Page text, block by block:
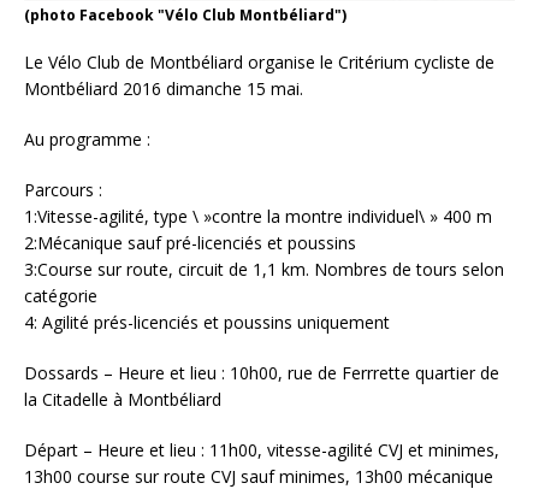
(photo Facebook "Vélo Club Montbéliard")
Le Vélo Club de Montbéliard organise le Critérium cycliste de
Montbéliard 2016 dimanche 15 mai.
Au programme :
Parcours :
1:Vitesse-agilité, type \ »contre la montre individuel\ » 400 m
2:Mécanique sauf pré-licenciés et poussins
3:Course sur route, circuit de 1,1 km. Nombres de tours selon
catégorie
4: Agilité prés-licenciés et poussins uniquement
Dossards – Heure et lieu : 10h00, rue de Ferrrette quartier de
la Citadelle à Montbéliard
Départ – Heure et lieu : 11h00, vitesse-agilité CVJ et minimes,
13h00 course sur route CVJ sauf minimes, 13h00 mécanique